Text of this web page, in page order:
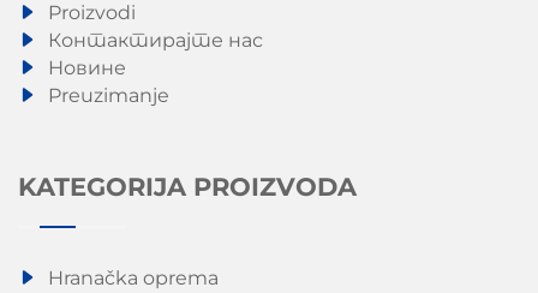
Proizvodi
Контактирајте нас
Новине
Preuzimanje
KATEGORIJA PROIZVODA
Hranačka oprema